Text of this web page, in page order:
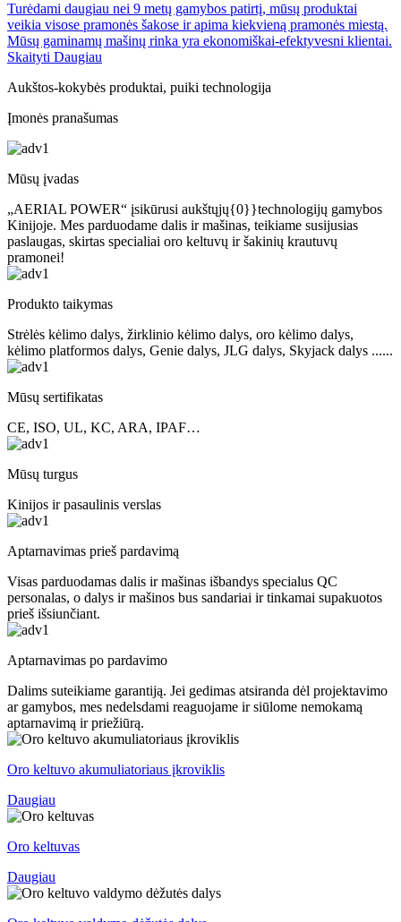
Turėdami daugiau nei 9 metų gamybos patirtį, mūsų produktai
veikia visose pramonės šakose ir apima kiekvieną pramonės miestą.
Mūsų gaminamų mašinų rinka yra ekonomiškai-efektyvesni klientai.
Skaityti Daugiau
Aukštos-kokybės produktai, puiki technologija
Įmonės pranašumas
Mūsų įvadas
„AERIAL POWER“ įsikūrusi aukštųjų{0}}technologijų gamybos
Kinijoje. Mes parduodame dalis ir mašinas, teikiame susijusias
paslaugas, skirtas specialiai oro keltuvų ir šakinių krautuvų
pramonei!
Produkto taikymas
Strėlės kėlimo dalys, žirklinio kėlimo dalys, oro kėlimo dalys,
kėlimo platformos dalys, Genie dalys, JLG dalys, Skyjack dalys ......
Mūsų sertifikatas
CE, ISO, UL, KC, ARA, IPAF…
Mūsų turgus
Kinijos ir pasaulinis verslas
Aptarnavimas prieš pardavimą
Visas parduodamas dalis ir mašinas išbandys specialus QC
personalas, o dalys ir mašinos bus sandariai ir tinkamai supakuotos
prieš išsiunčiant.
Aptarnavimas po pardavimo
Dalims suteikiame garantiją. Jei gedimas atsiranda dėl projektavimo
ar gamybos, mes nedelsdami reaguojame ir siūlome nemokamą
aptarnavimą ir priežiūrą.
Oro keltuvo akumuliatoriaus įkroviklis
Daugiau
Oro keltuvas
Daugiau